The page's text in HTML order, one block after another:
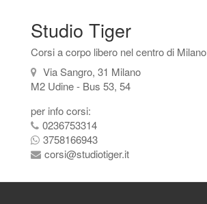
Studio Tiger
Corsi a corpo libero nel centro di Milano
Via Sangro, 31 Milano
M2 Udine - Bus 53, 54
per info corsi:
0236753314
3758166943
corsi@studiotiger.it